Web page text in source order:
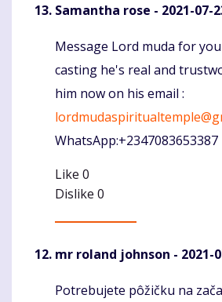
Samantha rose - 2021-07-
Komentaras
Message Lord muda for
casting he's real and
him now on his email :
WhatsApp:+2347083653387
Like 0
Dislike 0
mr roland johnson - 2021-
Komentaras
Potrebujete pôžičku na